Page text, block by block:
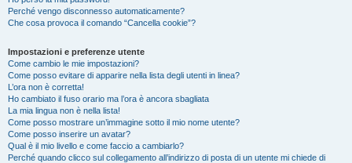
Perché vengo disconnesso automaticamente?
Che cosa provoca il comando “Cancella cookie”?
Impostazioni e preferenze utente
Come cambio le mie impostazioni?
Come posso evitare di apparire nella lista degli utenti in linea?
L’ora non è corretta!
Ho cambiato il fuso orario ma l’ora è ancora sbagliata
La mia lingua non è nella lista!
Come posso mostrare un’immagine sotto il mio nome utente?
Come posso inserire un avatar?
Qual è il mio livello e come faccio a cambiarlo?
Perché quando clicco sul collegamento all’indirizzo di posta di un utente mi chiede di